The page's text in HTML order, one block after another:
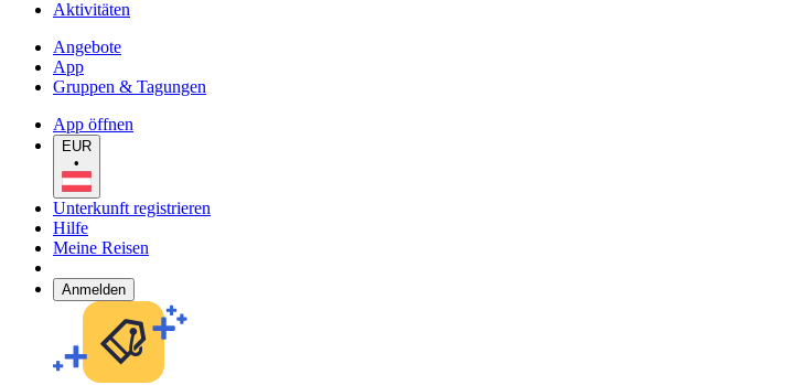
Aktivitäten
Angebote
App
Gruppen & Tagungen
App öffnen
EUR
•
Unterkunft registrieren
Hilfe
Meine Reisen
Anmelden